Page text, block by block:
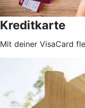
Kreditkarte
Mit deiner VisaCard